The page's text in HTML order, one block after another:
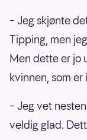
– Jeg skjønte
Tipping, men
Men dette er jo
kvinnen, som
– Jeg vet
veldig glad.